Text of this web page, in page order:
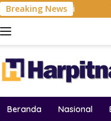
Breaking NewsTak hanya
Beranda Nasional